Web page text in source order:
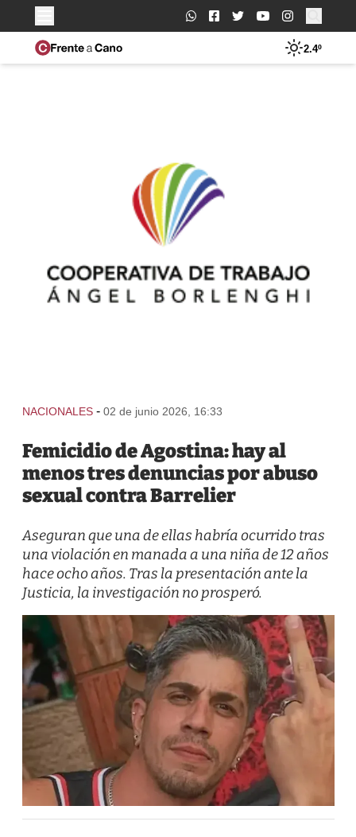
Buscar:
2.4º
NACIONALES - 02 de junio 2026, 16:33
Femicidio de Agostina: hay al
menos tres denuncias por abuso
sexual contra Barrelier
Aseguran que una de ellas habría ocurrido tras
una violación en manada a una niña de 12 años
hace ocho años. Tras la presentación ante la
Justicia, la investigación no prosperó.